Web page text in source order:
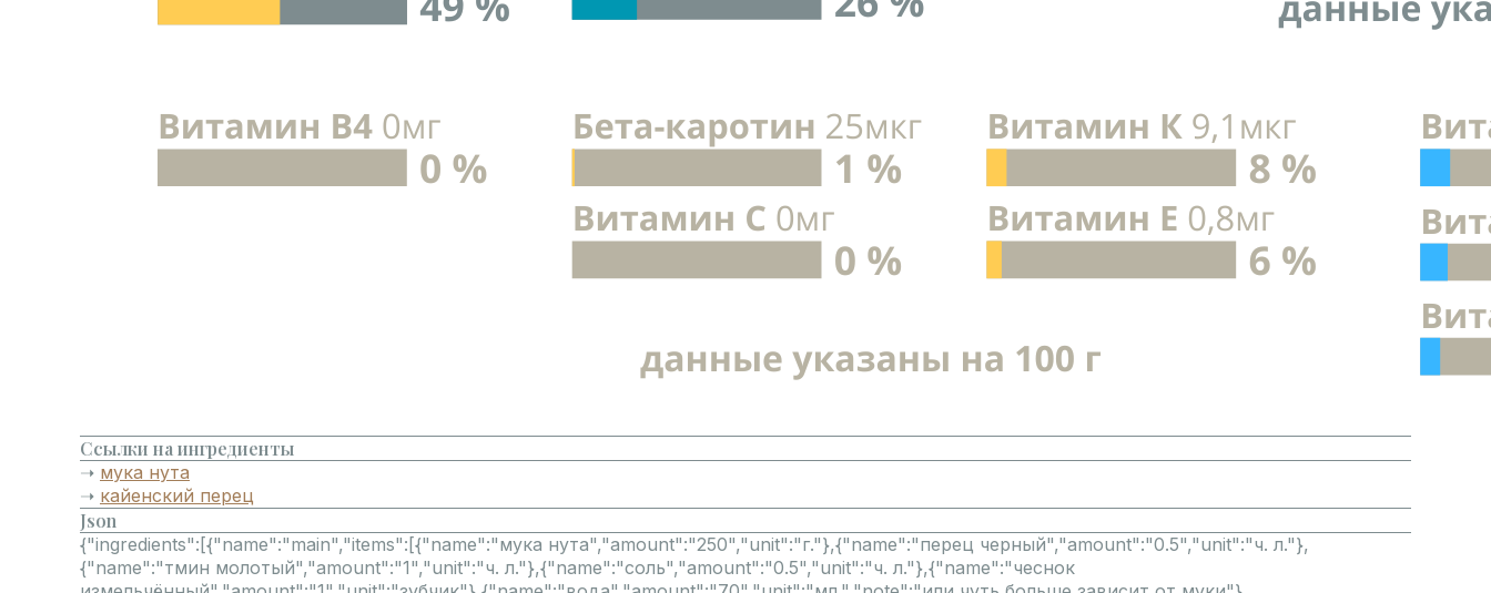
Ссылки на ингредиенты
➝ мука нута
➝ кайенский перец
Json
{"ingredients":[{"name":"main","items":[{"name":"мука нута","amount":"250","unit":"г."},{"name":"перец черный","amount":"0.5","unit":"ч. л."},
{"name":"тмин молотый","amount":"1","unit":"ч. л."},{"name":"соль","amount":"0.5","unit":"ч. л."},{"name":"чеснок